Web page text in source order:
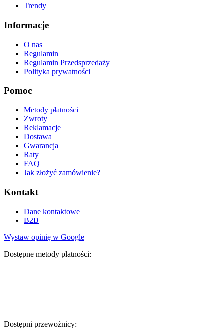
Trendy
Informacje
O nas
Regulamin
Regulamin Przedsprzedaży
Polityka prywatności
Pomoc
Metody płatności
Zwroty
Reklamacje
Dostawa
Gwarancja
Raty
FAQ
Jak złożyć zamówienie?
Kontakt
Dane kontaktowe
B2B
Wystaw opinię w Google
Dostępne metody płatności:
Dostępni przewoźnicy: